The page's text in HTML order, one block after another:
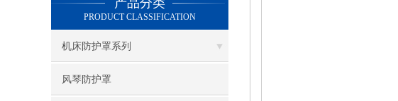
产品分类
PRODUCT CLASSIFICATION
机床防护罩系列
风琴防护罩